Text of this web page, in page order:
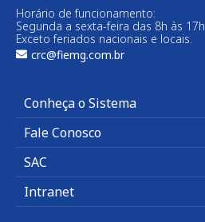
Horário de funcionamento:
Segunda a sexta-feira das 8h às 17h
Exceto feriados nacionais e locais.
crc@fiemg.com.br
Conheça o Sistema
Fale Conosco
SAC
Intranet